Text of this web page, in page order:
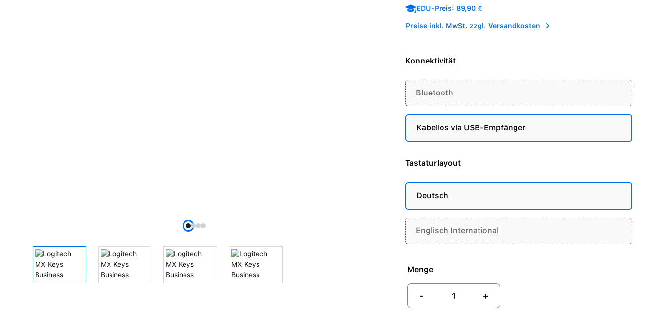
EDU-Preis: 89,90 €
Preise inkl. MwSt. zzgl. Versandkosten
Konnektivität
Bluetooth
Kabellos via USB-Empfänger
Tastaturlayout
Deutsch
Englisch International
Menge
- +